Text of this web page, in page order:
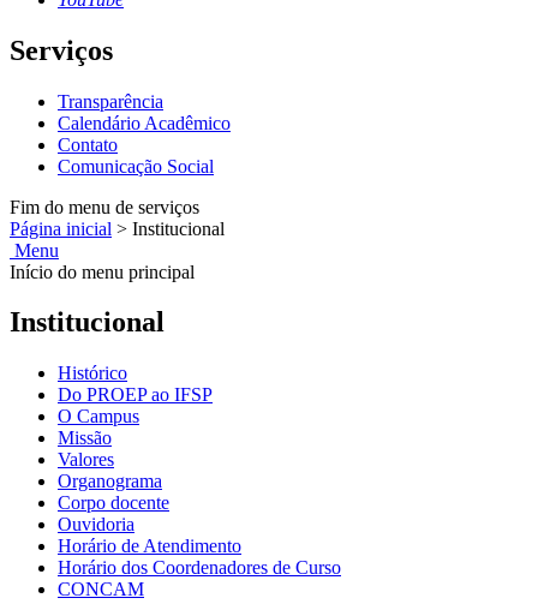
Serviços
Transparência
Calendário Acadêmico
Contato
Comunicação Social
Fim do menu de serviços
Página inicial > Institucional
Menu
Início do menu principal
Institucional
Histórico
Do PROEP ao IFSP
O Campus
Missão
Valores
Organograma
Corpo docente
Ouvidoria
Horário de Atendimento
Horário dos Coordenadores de Curso
CONCAM